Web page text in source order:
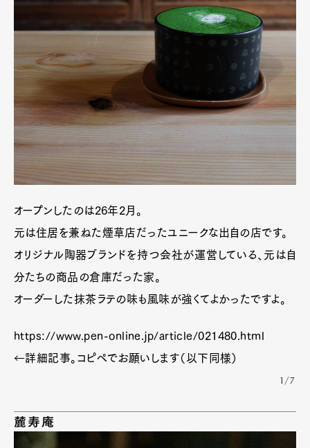
オープンしたのは26年2月。
元は住居を兼ねた煙草店だったユニークな出自の店です。
オリジナル陶器ブランドを持つ会社が運営している、元は自
分たちの商品の倉庫だった家。
オーダーした抹茶ラテの味も風味が強くてよかったですよ。
https://www.pen-online.jp/article/021480.html
←詳細記事。コピペでお願いします（以下同様）
1/7
麓寿庵